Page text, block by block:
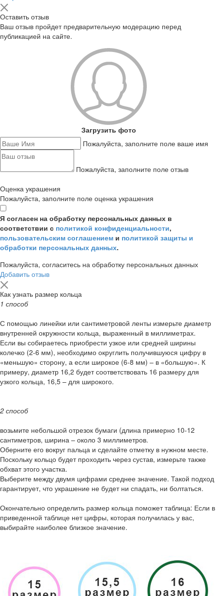
Оставить отзыв
Ваш отзыв пройдет предварительную модерацию перед
публикацией на сайте.
Загрузить фото
Пожалуйста, заполните поле ваше имя
Пожалуйста, заполните поле отзыв
Оценка украшения
Пожалуйста, заполните поле оценка украшения
Я согласен на обработку персональных данных в
соответствии с политикой конфиденциальности,
пользовательским соглашением и политикой защиты и
обработки персональных данных.
Пожалуйста, согласитесь на обработку персональных данных
Добавить отзыв
Как узнать размер кольца
1 способ
С помощью линейки или сантиметровой ленты измерьте диаметр
внутренней окружности кольца, выраженный в миллиметрах.
Если вы собираетесь приобрести узкое или средней ширины
колечко (2-6 мм), необходимо округлить получившуюся цифру в
«меньшую» сторону, а если широкое (6-8 мм) – в «большую». К
примеру, диаметр 16,2 будет соответствовать 16 размеру для
узкого кольца, 16,5 – для широкого.
2 способ
возьмите небольшой отрезок бумаги (длина примерно 10-12
сантиметров, ширина – около 3 миллиметров.
Оберните его вокруг пальца и сделайте отметку в нужном месте.
Поскольку кольцо будет проходить через сустав, измерьте также
обхват этого участка.
Выберите между двумя цифрами среднее значение. Такой подход
гарантирует, что украшение не будет ни спадать, ни болтаться.
Окончательно определить размер кольца поможет таблица: Если в
приведенной таблице нет цифры, которая получилась у вас,
выбирайте наиболее близкое значение.